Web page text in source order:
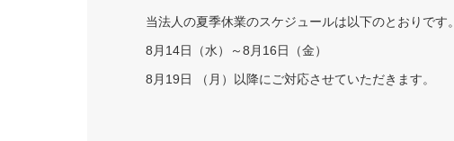
当法人の夏季休業のスケジュールは以下のとおりです。
8月14日（水）～8月16日（金）
8月19日 （月）以降にご対応させていただきます。